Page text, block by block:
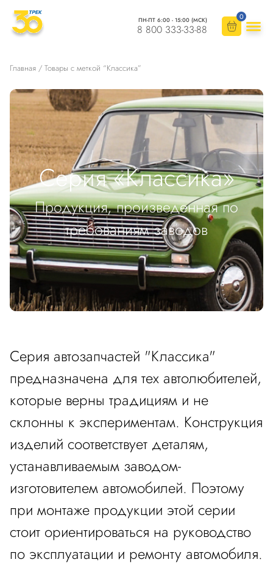
ПН-ПТ 6:00 - 15:00 (МСК)
8 800 333-33-88
0
Главная / Товары с меткой “Классика”
Серия «Классика»
Продукция, произведенная по
требованиям заводов
Серия автозапчастей "Классика"
предназначена для тех автолюбителей,
которые верны традициям и не
склонны к экспериментам. Конструкция
изделий соответствует деталям,
устанавливаемым заводом-
изготовителем автомобилей. Поэтому
при монтаже продукции этой серии
стоит ориентироваться на руководство
по эксплуатации и ремонту автомобиля.